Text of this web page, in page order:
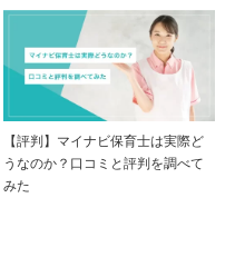
【評判】マイナビ保育士は実際ど
うなのか？口コミと評判を調べて
みた